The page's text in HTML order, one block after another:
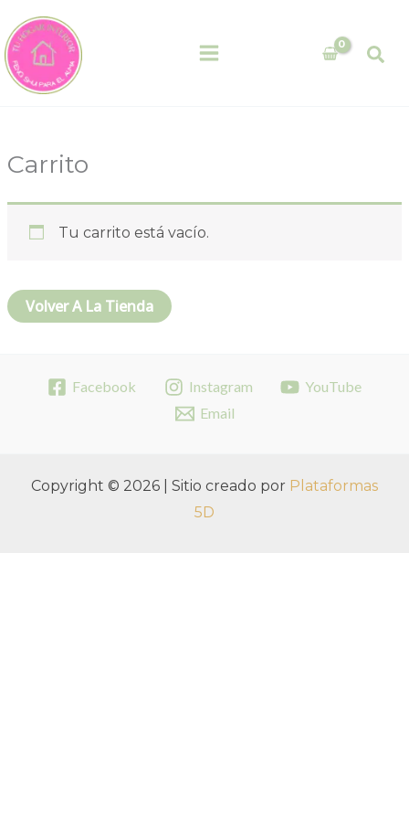
al
contenido
Carrito
Tu carrito está vacío.
Volver A La Tienda
Facebook Instagram
YouTube
Email
Copyright © 2026 | Sitio creado por Plataformas
5D